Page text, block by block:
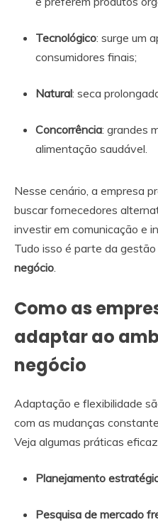
Tecnológico: surge um
consumidores finais;
Natural: seca
Concorrência: grandes
alimentação saudável.
Nesse cenário, a empresa
buscar fornecedores
investir em comunicação e
Tudo isso é parte da
negócio
Como as
adaptar ao
negócio
Adaptação e flexibilidade
com as mudanças
Veja algumas práticas
Planejamento
Pesquisa de mercado